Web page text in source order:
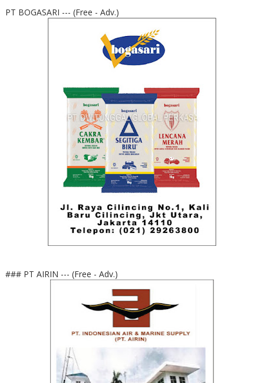
PT BOGASARI --- (Free - Adv.)
### PT AIRIN --- (Free - Adv.)